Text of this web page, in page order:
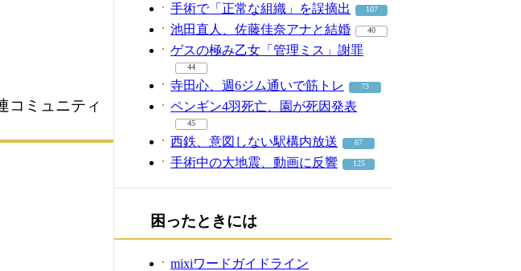
コミュニティ
手術で「正常な組織」を誤摘出 107
池田直人、佐藤佳奈アナと結婚 40
ゲスの極み乙女「管理ミス」謝罪
44
寺田心、週6ジム通いで筋トレ 73
ペンギン4羽死亡、園が死因発表
45
西鉄、意図しない駅構内放送 67
手術中の大地震、動画に反響 125
困ったときには
mixiワードガイドライン